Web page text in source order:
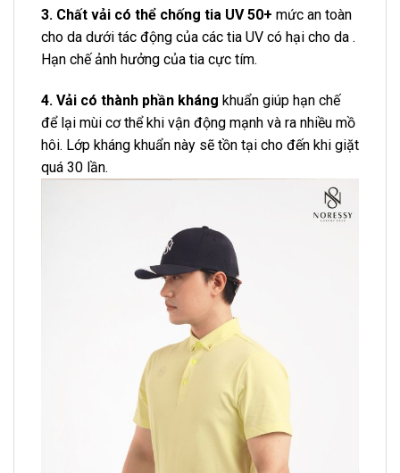
3. Chất vải có thể chống tia UV 50+ mức an toàn
cho da dưới tác động của các tia UV có hại cho da .
Hạn chế ảnh hưởng của tia cực tím.
4. Vải có thành phần kháng khuẩn giúp hạn chế
để lại mùi cơ thể khi vận động mạnh và ra nhiều mồ
hôi. Lớp kháng khuẩn này sẽ tồn tại cho đến khi giặt
quá 30 lần.